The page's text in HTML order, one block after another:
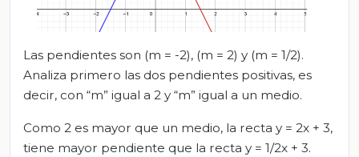
Las pendientes son (m = -2), (m = 2) y (m = 1/2).
Analiza primero las dos pendientes positivas, es
decir, con “m” igual a 2 y “m” igual a un medio.
Como 2 es mayor que un medio, la recta y = 2x + 3,
tiene mayor pendiente que la recta y = 1/2x + 3.